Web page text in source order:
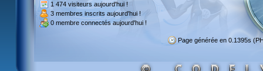
1 474 visiteurs aujourd'hui !
3 membres inscrits aujourd'hui !
0 membre connectés aujourd'hui !
Page générée en 0.1395s